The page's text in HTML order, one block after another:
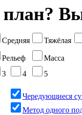
Средняя
Тяжёлая
Рельеф
Масса
3 4
5
Чередующиеся
Метод одного